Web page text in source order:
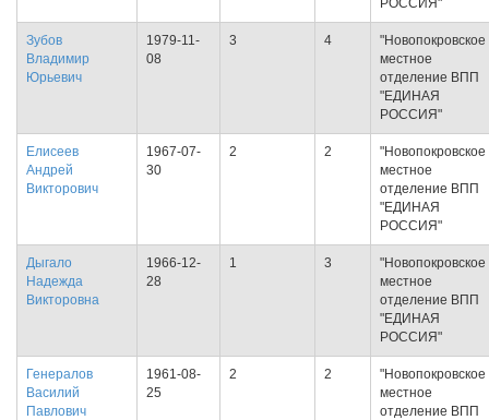
РОССИЯ"
Зубов
Владимир
Юрьевич
1979-11-
08
3 4
"Новопокровское
местное
отделение ВПП
"ЕДИНАЯ
РОССИЯ"
Елисеев
Андрей
Викторович
1967-07-
30
2 2
"Новопокровское
местное
отделение ВПП
"ЕДИНАЯ
РОССИЯ"
Дыгало
Надежда
Викторовна
1966-12-
28
1 3
"Новопокровское
местное
отделение ВПП
"ЕДИНАЯ
РОССИЯ"
Генералов
Василий
Павлович
1961-08-
25
2 2
"Новопокровское
местное
отделение ВПП